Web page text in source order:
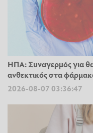
ΗΠΑ: Συναγερμός για
ανθεκτικός στα
2026-08-07 03:36:47